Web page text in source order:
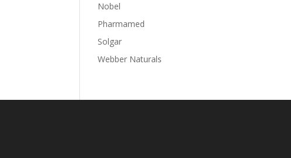
Nobel
Pharmamed
Solgar
Webber Naturals